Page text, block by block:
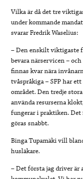
Vilka är då det tre
under kommande
svarar Fredrik Waselius:
– Den enskilt viktigaste
bevara närservicen –
finnas kvar nära
tvåspråkiga – SFP har
området. Den tredje
använda resurserna
fungerar i praktiken.
göras snabbt.
Binga Tupamäki vill
husläkare.
– Det första jag driver är